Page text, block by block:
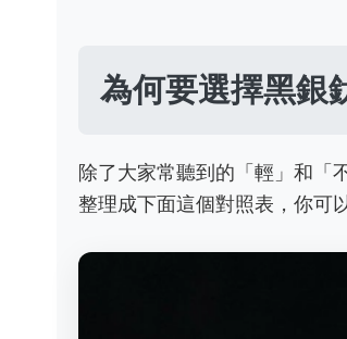
為何要選擇黑銀
除了大家常聽到的「輕」和「
整理成下面這個對照表，你可